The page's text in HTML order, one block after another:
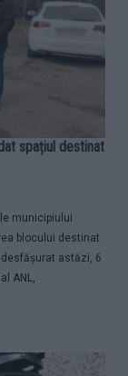
spațiul destinat
municipiului
blocului destinat
astăzi, 6
ANL,